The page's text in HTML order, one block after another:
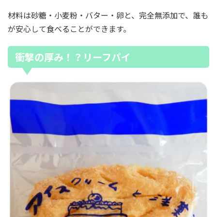
材料は砂糖・小麦粉・バター・卵と、完全無添加で、誰も
が安心して食べることができます。
衝撃の厚み！？リーフパイ